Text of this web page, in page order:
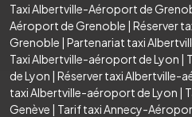
Taxi Albertville-Aéroport de
Aéroport de Grenoble | Réserver
Grenoble | Partenariat taxi
Taxi Albertville-aéroport de Lyon |
de Lyon | Réserver taxi Albertville-
taxi Albertville-aéroport de Lyon |
Genève | Tarif taxi Annecy-